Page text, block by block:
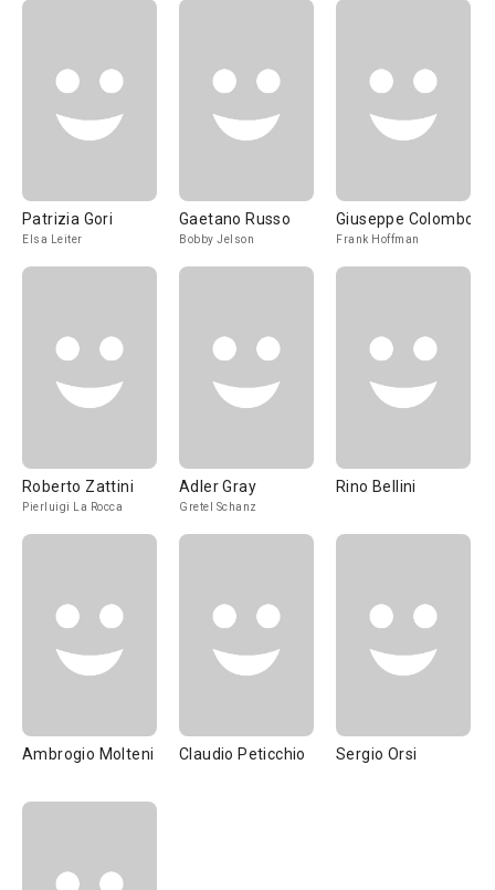
Patrizia Gori
Elsa Leiter
Gaetano Russo
Bobby Jelson
Giuseppe Colombo
Frank Hoffman
Roberto Zattini
Pierluigi La Rocca
Adler Gray
Gretel Schanz
Rino Bellini
Ambrogio Molteni Claudio Peticchio Sergio Orsi